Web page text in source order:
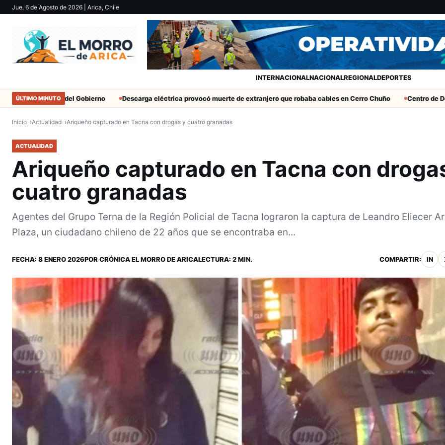
Jue, 6 de Agosto de 2026 | Arica, Chile
INTERNACIONALNACIONALREGIONALDEPORTES
ÚLTIMO MINUTO
del Gobierno Descarga eléctrica provocó muerte de extranjero que robaba cables en Cerro Chuño Centro de Desarrollo
Inicio Actualidad Ariqueño capturado en Tacna con drogas y cuatro granadas
ACTUALIDAD
Ariqueño capturado en Tacna con
cuatro granadas
Agentes del Grupo Terna de la Región Policial de Tacna lograron la captura de Leandro Eliecer
Plaza, un ciudadano chileno de 22 años que se encontraba en...
FECHA: 8 ENERO 2026POR CRÓNICA EL MORRO DE ARICALECTURA: 2 MIN. COMPARTIR: IN